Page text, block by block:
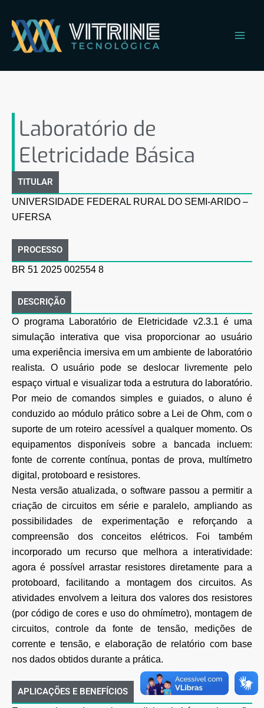
para
conteúdo
Laboratório de
Eletricidade Básica
TITULAR
UNIVERSIDADE FEDERAL RURAL DO SEMI-ARIDO –
UFERSA
PROCESSO
BR 51 2025 002554 8
DESCRIÇÃO
O programa Laboratório de Eletricidade v2.3.1 é uma
simulação interativa que visa proporcionar ao usuário
uma experiência imersiva em um ambiente de laboratório
realista. O usuário pode se deslocar livremente pelo
espaço virtual e visualizar toda a estrutura do laboratório.
Por meio de comandos simples e guiados, o aluno é
conduzido ao módulo prático sobre a Lei de Ohm, com o
suporte de um roteiro acessível a qualquer momento. Os
equipamentos disponíveis sobre a bancada incluem:
fonte de corrente contínua, pontas de prova, multímetro
digital, protoboard e resistores.
Nesta versão atualizada, o software passou a permitir a
criação de circuitos em série e paralelo, ampliando as
possibilidades de experimentação e reforçando a
compreensão dos conceitos elétricos. Foi também
incorporado um recurso que melhora a interatividade:
agora é possível arrastar resistores diretamente para a
protoboard, facilitando a montagem dos circuitos. As
atividades envolvem a leitura dos valores dos resistores
(por código de cores e uso do ohmímetro), montagem de
circuitos, controle da fonte de tensão, medições de
corrente e tensão, e elaboração de relatório com base
nos dados obtidos durante a prática.
APLICAÇÕES E BENEFÍCIOS